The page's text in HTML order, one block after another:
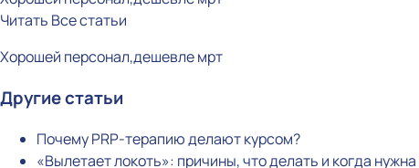
Читать Все статьи
Хорошей персонал,дешевле мрт
Другие статьи
Почему PRP-терапию делают курсом?
«Вылетает локоть»: причины, что делать и когда